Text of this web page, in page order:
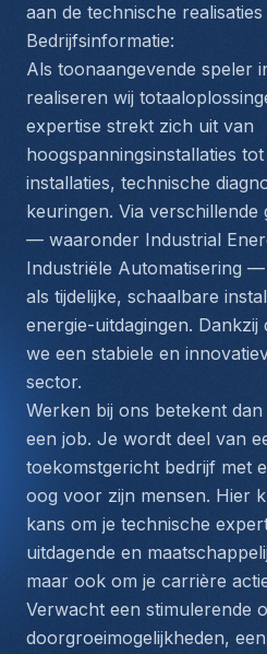
aan de technische
Bedrijfsinformatie:
Als toonaangevende speler
realiseren wij
expertise strekt zich uit van
hoogspanningsinstallaties
installaties, technische
keuringen. Via verschillende
— waaronder Industrial
Industriële Automatisering
als tijdelijke, schaalbare
energie-uitdagingen.
we een stabiele en
sector.
Werken bij ons betekent
een job. Je wordt deel van
toekomstgericht bedrijf met
oog voor zijn mensen. Hier
kans om je technische
uitdagende en
maar ook om je carrière
Verwacht een stimulerende
doorgroeimogelijkheden,